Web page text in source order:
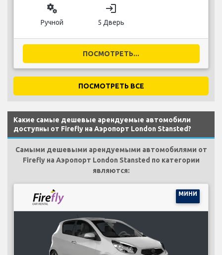
miscellaneous_services
Ручной
login
5 Дверь
ПОСМОТРЕТЬ...
ПОСМОТРЕТЬ ВСЕ
Какие самые дешевые арендуемые автомобили
доступны от Firefly на Аэропорт London Stansted?
Самыми дешевыми арендуемыми автомобилями от
Firefly на Аэропорт London Stansted по категории
являются:
МИНИ